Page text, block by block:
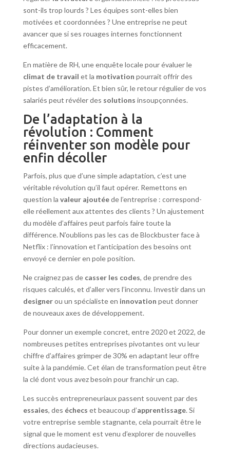
sont-ils trop lourds ? Les équipes sont-elles bien
motivées et coordonnées ? Une entreprise ne peut
avancer que si ses rouages internes fonctionnent
efficacement.
En matière de RH, une enquête locale pour évaluer le
climat de travail et la motivation pourrait offrir des
pistes d’amélioration. Et bien sûr, le retour régulier de vos
salariés peut révéler des solutions insoupçonnées.
De l’adaptation à la
révolution : Comment
réinventer son modèle pour
enfin décoller
Parfois, plus que d’une simple adaptation, c’est une
véritable révolution qu’il faut opérer. Remettons en
question la valeur ajoutéede l’entreprise : correspond-
elle réellement aux attentes des clients ? Un ajustement
du modèle d’affaires peut parfois faire toute la
différence. N’oublions pas les cas de Blockbuster face à
Netflix : l’innovation et l’anticipation des besoins ont
envoyé ce dernier en pole position.
Ne craignez pas de casser les codes, de prendre des
risques calculés, et d’aller vers l’inconnu. Investir dans un
designerou un spécialiste en innovation peut donner
de nouveaux axes de développement.
Pour donner un exemple concret, entre 2020 et 2022, de
nombreuses petites entreprises pivotantes ont vu leur
chiffre d’affaires grimper de 30% en adaptant leur offre
suite à la pandémie. Cet élan de transformation peut être
la clé dont vous avez besoin pour franchir un cap.
Les succès entrepreneuriaux passent souvent par des
essaies, des échecs et beaucoup d’apprentissage. Si
votre entreprise semble stagnante, cela pourrait être le
signal que le moment est venu d’explorer de nouvelles
directions audacieuses.